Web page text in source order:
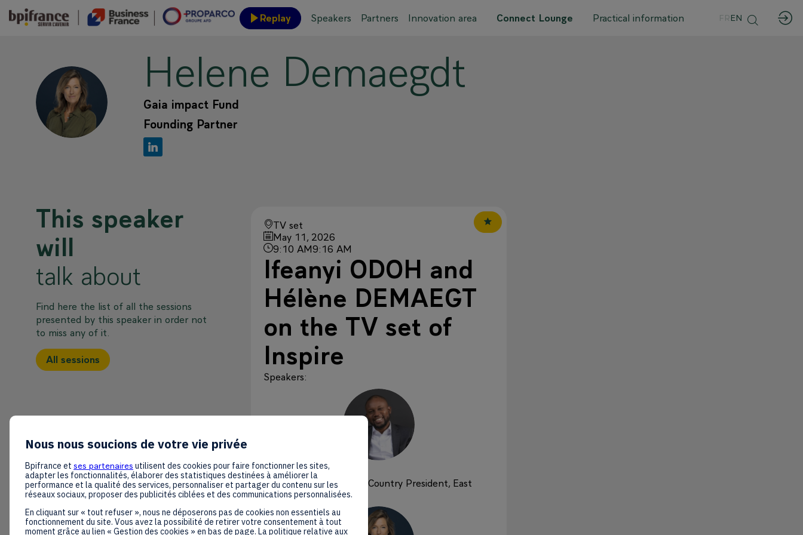
Replay Speakers Partners Innovation area Connect Lounge Practical information FREN
HD
Helene Demaegdt
Gaia impact Fund
Founding Partner
This speaker
will
talk about
Find here the list of all the sessions
presented by this speaker in order not
to miss any of it.
All sessions
TV set
May 11, 2026
9:10 AM9:16 AM
Ifeanyi ODOH and
Hélène DEMAEGT
on the TV set of
Inspire
Speakers:
IO
Ifeanyi Odoh
SCHNEIDER ELECTRIC Country President, East
Africa
Nous nous soucions de votre vie privée
Bpifrance et ses partenaires utilisent des cookies pour faire fonctionner les sites,
adapter les fonctionnalités, élaborer des statistiques destinées à améliorer la
performance et la qualité des services, personnaliser et partager du contenu sur les
réseaux sociaux, proposer des publicités ciblées et des communications personnalisées.
En cliquant sur « tout refuser », nous ne déposerons pas de cookies non essentiels au
fonctionnement du site. Vous avez la possibilité de retirer votre consentement à tout
moment grâce au lien « Gestion des cookies » en bas de page. La politique relative aux